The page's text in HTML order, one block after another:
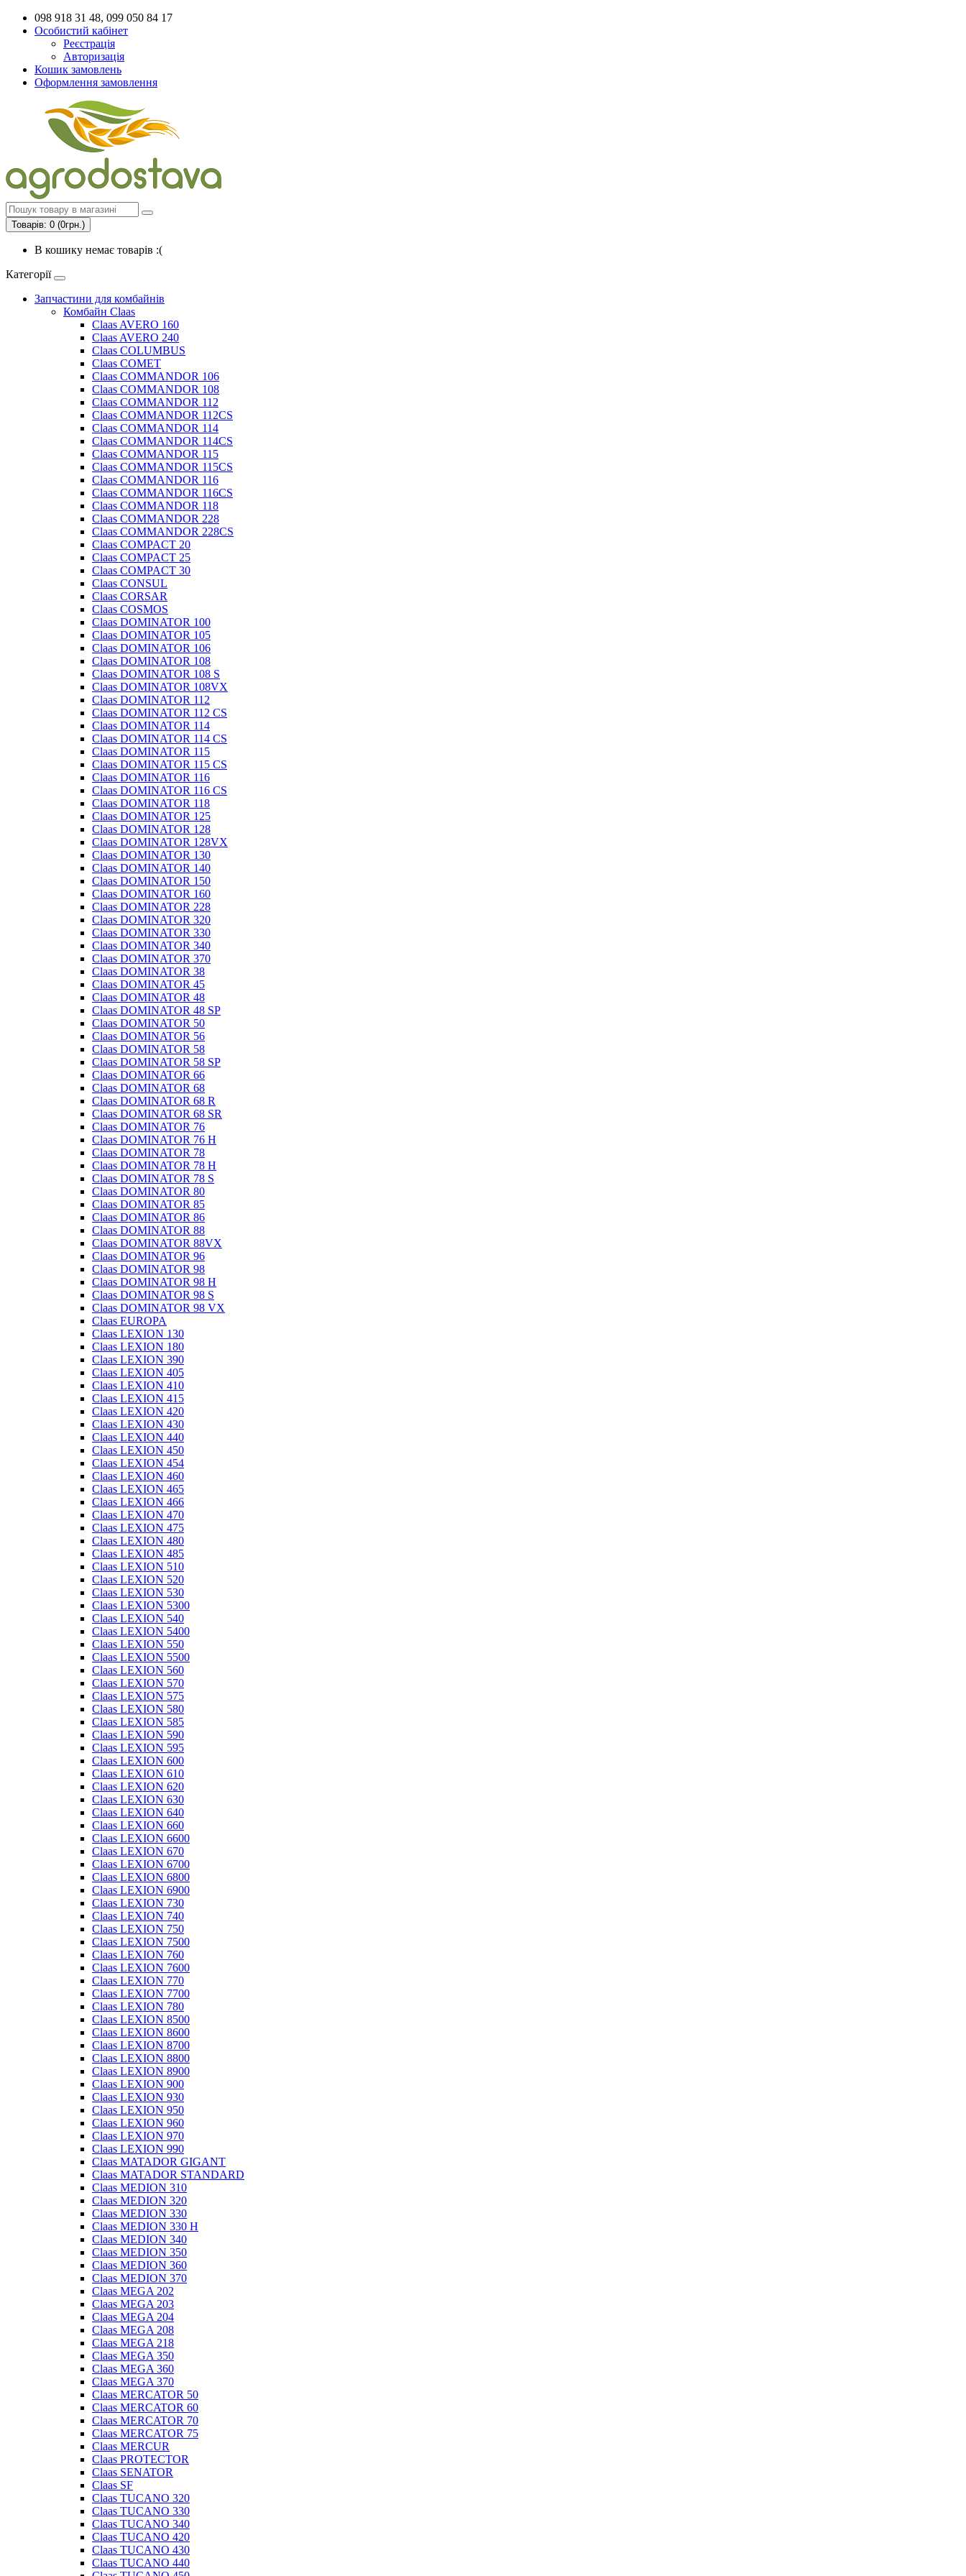
098 918 31 48, 099 050 84 17
Особистий кабінет
Реєстрація
Авторизація
Кошик замовлень
Оформлення замовлення
Товарів: 0 (0грн.)
В кошику немає товарів :(
Категорії
Запчастини для комбайнів
Комбайн Claas
Claas AVERO 160
Claas AVERO 240
Claas COLUMBUS
Claas COMET
Claas COMMANDOR 106
Claas COMMANDOR 108
Claas COMMANDOR 112
Claas COMMANDOR 112CS
Claas COMMANDOR 114
Claas COMMANDOR 114CS
Claas COMMANDOR 115
Claas COMMANDOR 115CS
Claas COMMANDOR 116
Claas COMMANDOR 116CS
Claas COMMANDOR 118
Claas COMMANDOR 228
Claas COMMANDOR 228CS
Claas COMPACT 20
Claas COMPACT 25
Claas COMPACT 30
Claas CONSUL
Claas CORSAR
Claas COSMOS
Claas DOMINATOR 100
Claas DOMINATOR 105
Claas DOMINATOR 106
Claas DOMINATOR 108
Claas DOMINATOR 108 S
Claas DOMINATOR 108VX
Claas DOMINATOR 112
Claas DOMINATOR 112 CS
Claas DOMINATOR 114
Claas DOMINATOR 114 CS
Claas DOMINATOR 115
Claas DOMINATOR 115 CS
Claas DOMINATOR 116
Claas DOMINATOR 116 CS
Claas DOMINATOR 118
Claas DOMINATOR 125
Claas DOMINATOR 128
Claas DOMINATOR 128VX
Claas DOMINATOR 130
Claas DOMINATOR 140
Claas DOMINATOR 150
Claas DOMINATOR 160
Claas DOMINATOR 228
Claas DOMINATOR 320
Claas DOMINATOR 330
Claas DOMINATOR 340
Claas DOMINATOR 370
Claas DOMINATOR 38
Claas DOMINATOR 45
Claas DOMINATOR 48
Claas DOMINATOR 48 SP
Claas DOMINATOR 50
Claas DOMINATOR 56
Claas DOMINATOR 58
Claas DOMINATOR 58 SP
Claas DOMINATOR 66
Claas DOMINATOR 68
Claas DOMINATOR 68 R
Claas DOMINATOR 68 SR
Claas DOMINATOR 76
Claas DOMINATOR 76 H
Claas DOMINATOR 78
Claas DOMINATOR 78 H
Claas DOMINATOR 78 S
Claas DOMINATOR 80
Claas DOMINATOR 85
Claas DOMINATOR 86
Claas DOMINATOR 88
Claas DOMINATOR 88VX
Claas DOMINATOR 96
Claas DOMINATOR 98
Claas DOMINATOR 98 H
Claas DOMINATOR 98 S
Claas DOMINATOR 98 VX
Claas EUROPA
Claas LEXION 130
Claas LEXION 180
Claas LEXION 390
Claas LEXION 405
Claas LEXION 410
Claas LEXION 415
Claas LEXION 420
Claas LEXION 430
Claas LEXION 440
Claas LEXION 450
Claas LEXION 454
Claas LEXION 460
Claas LEXION 465
Claas LEXION 466
Claas LEXION 470
Claas LEXION 475
Claas LEXION 480
Claas LEXION 485
Claas LEXION 510
Claas LEXION 520
Claas LEXION 530
Claas LEXION 5300
Claas LEXION 540
Claas LEXION 5400
Claas LEXION 550
Claas LEXION 5500
Claas LEXION 560
Claas LEXION 570
Claas LEXION 575
Claas LEXION 580
Claas LEXION 585
Claas LEXION 590
Claas LEXION 595
Claas LEXION 600
Claas LEXION 610
Claas LEXION 620
Claas LEXION 630
Claas LEXION 640
Claas LEXION 660
Claas LEXION 6600
Claas LEXION 670
Claas LEXION 6700
Claas LEXION 6800
Claas LEXION 6900
Claas LEXION 730
Claas LEXION 740
Claas LEXION 750
Claas LEXION 7500
Claas LEXION 760
Claas LEXION 7600
Claas LEXION 770
Claas LEXION 7700
Claas LEXION 780
Claas LEXION 8500
Claas LEXION 8600
Claas LEXION 8700
Claas LEXION 8800
Claas LEXION 8900
Claas LEXION 900
Claas LEXION 930
Claas LEXION 950
Claas LEXION 960
Claas LEXION 970
Claas LEXION 990
Claas MATADOR GIGANT
Claas MATADOR STANDARD
Claas MEDION 310
Claas MEDION 320
Claas MEDION 330
Claas MEDION 330 H
Claas MEDION 340
Claas MEDION 350
Claas MEDION 360
Claas MEDION 370
Claas MEGA 202
Claas MEGA 203
Claas MEGA 204
Claas MEGA 208
Claas MEGA 218
Claas MEGA 350
Claas MEGA 360
Claas MEGA 370
Claas MERCATOR 50
Claas MERCATOR 60
Claas MERCATOR 70
Claas MERCATOR 75
Claas MERCUR
Claas PROTECTOR
Claas SENATOR
Claas SF
Claas TUCANO 320
Claas TUCANO 330
Claas TUCANO 340
Claas TUCANO 420
Claas TUCANO 430
Claas TUCANO 440